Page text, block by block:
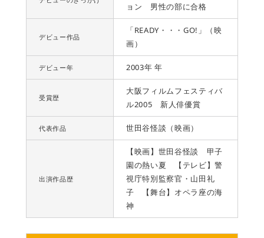
ョン 男性の部に合格
デビュー作品
「READY・・・GO!」（映
画）
デビュー年 2003年 年
受賞歴
大阪フィルムフェスティバ
ル2005 新人俳優賞
代表作品 世田谷怪談（映画）
出演作品歴
【映画】世田谷怪談 甲子
園の熱い夏 【テレビ】警
視庁特別監察官・山田礼
子 【舞台】オペラ座の海
神